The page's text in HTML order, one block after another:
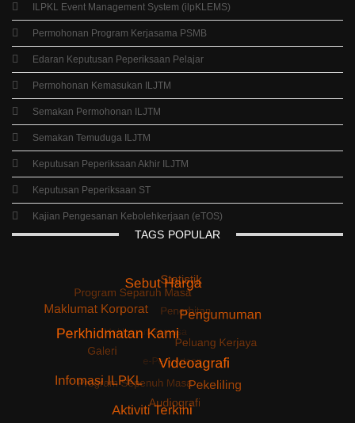
ILPKL Event Management System (ilpKLEMS)
Permohonan Program Kerjasama PSMB
Edaran Keputusan Peperiksaan Pelajar
Permohonan Kemasukan ILJTM
Semakan Permohonan ILJTM
Semakan Temuduga ILJTM
Keputusan Peperiksaan Akhir ILJTM
Keputusan Peperiksaan ST
Kajian Pengesanan Kebolehkerjaan (eTOS)
TAGS POPULAR